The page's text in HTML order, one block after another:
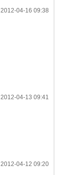
2012-04-16 09:38
2012-04-13 09:41
2012-04-12 09:20